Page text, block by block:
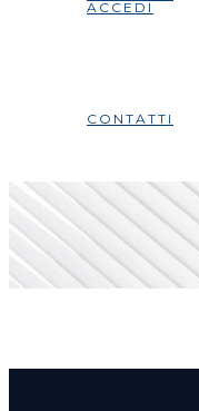
ACCEDI
CONTATTI